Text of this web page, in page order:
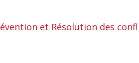
et Résolution des